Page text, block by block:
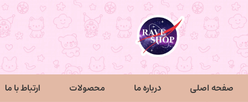
صفحه اصلی درباره ما محصولات ارتباط با ما